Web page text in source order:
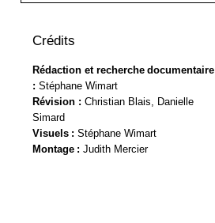
Crédits
Rédaction et recherche documentaire
: Stéphane Wimart
Révision : Christian Blais, Danielle
Simard
Visuels : Stéphane Wimart
Montage : Judith Mercier